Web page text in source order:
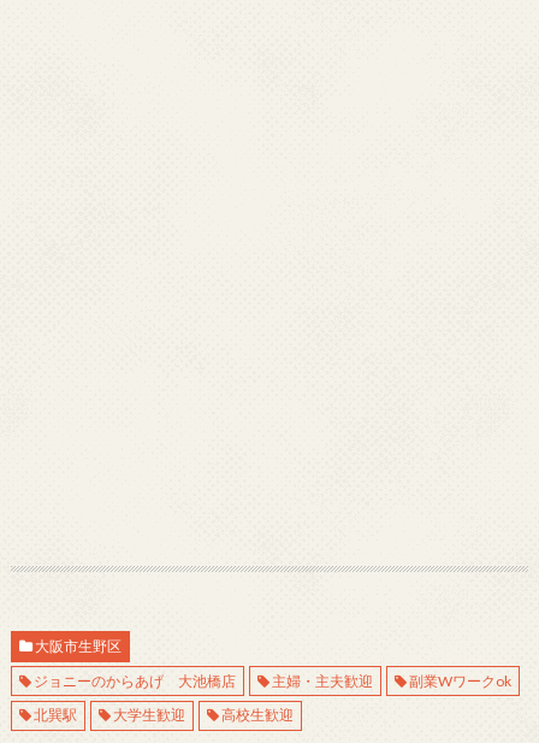
大阪市生野区
ジョニーのからあげ 大池橋店
主婦・主夫歓迎
副業Wワークok
北巽駅
大学生歓迎 高校生歓迎